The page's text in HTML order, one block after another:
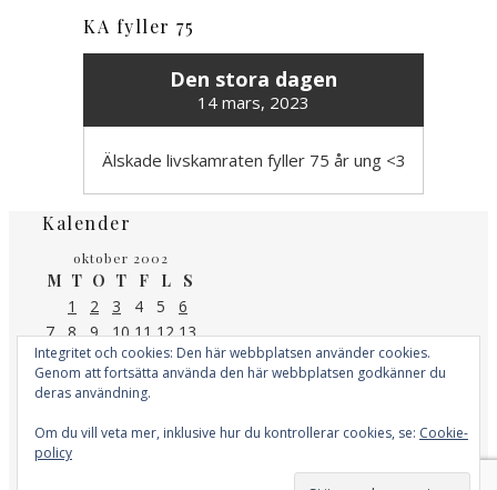
KA fyller 75
Den stora dagen
14 mars, 2023
Älskade livskamraten fyller 75 år ung <3
Kalender
oktober 2002
M T O T F L
S
1
2 3 4 5
6
7
8 9 10 11 12 13
14 15 16 17 18 19 20
21 22 23 24 25 26 27
« sep nov »
Integritet och cookies: Den här webbplatsen använder cookies.
Genom att fortsätta använda den här webbplatsen godkänner du
deras användning.
Om du vill veta mer, inklusive hur du kontrollerar cookies, se: Cookie-
policy